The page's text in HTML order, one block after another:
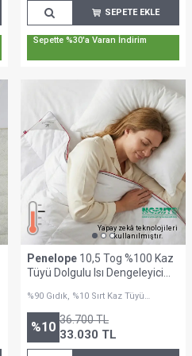
SEPETE EKLE
Sepette %30'a Varan İndirim
Yapay zekâ teknolojileri
kullanılmıştır.
Penelope 10,5 Tog %100 Kaz
Tüyü Dolgulu Isı Dengeleyici
Serisi
%90 Gıdık, %10 Sırt Kaz Tüyü
%10 36.700TL
33.030 TL